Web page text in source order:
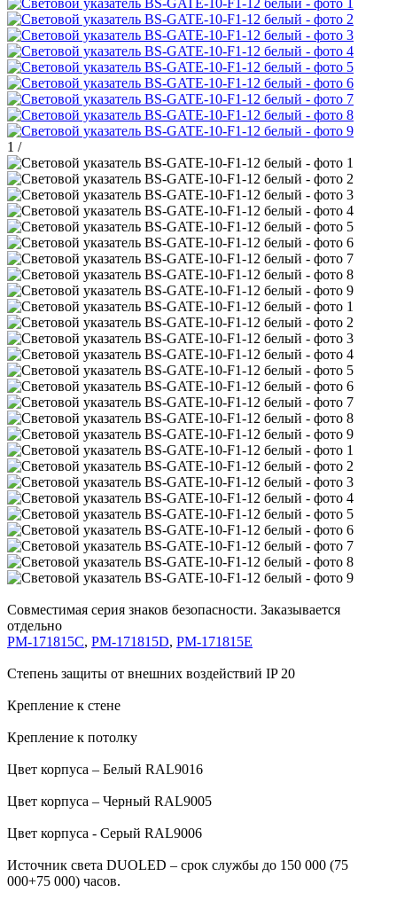
1 /
Совместимая серия знаков безопасности. Заказывается
отдельно
PM-171815C, PM-171815D, PM-171815E
Степень защиты от внешних воздействий IP 20
Крепление к стене
Крепление к потолку
Цвет корпуса – Белый RAL9016
Цвет корпуса – Черный RAL9005
Цвет корпуса - Серый RAL9006
Источник света DUOLED – срок службы до 150 000 (75
000+75 000) часов.